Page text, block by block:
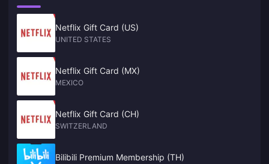
Netflix Gift Card (US)
UNITED STATES
Netflix Gift Card (MX)
MEXICO
Netflix Gift Card (CH)
SWITZERLAND
Bilibili Premium Membership (TH)